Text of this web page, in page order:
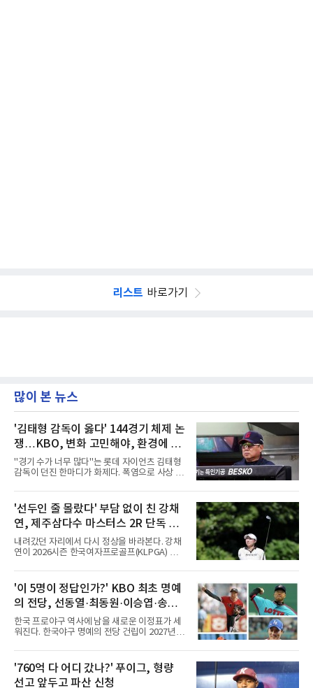
리스트 바로가기
많이 본 뉴스
'김태형 감독이 옳다' 144경기 체제 논
쟁…KBO, 변화 고민해야, 환경에 맞
는 경기 수가 바람직
"경기 수가 너무 많다"는 롯데 자이언츠 김태형
감독이 던진 한마디가 화제다. 폭염으로 사상 초
독은 단순히 더위를 이야기하지 않았다. 우천,
폭염, 부상 등 변수가 늘어나는 현실에서 현재
팀당 144경기 체제가 과연 지속 가능한지 질문
을 던졌다.물론 144경기가 세계적으로 특별히
많은 숫자는 아니다. 메이저리그는 팀당 162경
기, 일본프로야구도 143~144경기를 치른다. 숫
자만 놓고 보면 KBO가 유난히 혹사 구조라고 말
비교하기 어려울 정도로 폭염이 길어지고 강해
지고 있다. 여기에 장마, 이
'선두인 줄 몰랐다' 부담 없이 친 강채
연, 제주삼다수 마스터스 2R 단독 선
두
내려갔던 자리에서 다시 정상을 바라본다. 강채
연이 2026시즌 한국여자프로골프(KLPGA) 투어
억 원, 우승상금 1억8000만 원) 2라운드에서 단
독 선두로 도약했다.강채연은 7일 제주도 서귀
포의 테디밸리 골프앤리조트(파72)에서 열린 2
라운드에서 버디 5개와 보기 1개를 묶어 4언더
파 68타를 쳤다. 중간합계 9언더파 135타로 전
날 공동 4위에서 선두로 올라섰다. 공동 2위 그
룹(8언더파 136타)과는 한 타 차다.이 대회는 그
받았으나, 지난해 상금순위 75위에 그쳐 시드순
위전으로 밀렸고 본선에서도 78위에
'이 5명이 정답인가?' KBO 최초 명예
의 전당, 선동열·최동원·이승엽·송진
우·김응용을 둘러싼 논쟁
한국 프로야구 역사에 남을 새로운 이정표가 세
워진다. 한국야구 명예의 전당 건립이 2027년으
문으로 향하고 있다. "누가 한국 야구 최초의 명
예의 전당 헌액자가 될 것인가?"현재 가장 많이
거론되는 후보군은 선동열, 최동원, 이승엽, 송
진우, 그리고 김응용 감독이다. 한국 야구의 시
'760억 다 어디 갔나?' 푸이그, 형량
선고 앞두고 파산 신청